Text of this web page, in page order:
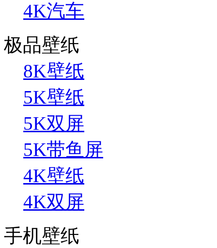
4K汽车
极品壁纸
8K壁纸
5K壁纸
5K双屏
5K带鱼屏
4K壁纸
4K双屏
手机壁纸